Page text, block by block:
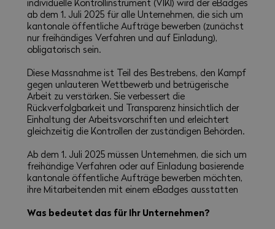
individuelle Kontrollinstrument (VIKI) wird der eBadges
ab dem 1. Juli 2025 für alle Unternehmen, die sich um
kantonale öffentliche Aufträge bewerben (zunächst
nur freihändiges Verfahren und auf Einladung),
obligatorisch sein.
Diese Massnahme ist Teil des Bestrebens, den Kampf
gegen unlauteren Wettbewerb und betrügerische
Arbeit zu verstärken. Sie verbessert die
Rückverfolgbarkeit und Transparenz hinsichtlich der
Einhaltung der Arbeitsvorschriften und erleichtert
gleichzeitig die Kontrollen der zuständigen Behörden.
Ab dem 1. Juli 2025 müssen Unternehmen, die sich um
freihändige Verfahren oder auf Einladung basierende
kantonale öffentliche Aufträge bewerben möchten,
ihre Mitarbeitenden mit einem eBadges ausstatten
Was bedeutet das für Ihr Unternehmen?